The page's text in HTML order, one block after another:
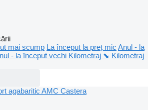
mai scump La început la preț mic Anul - la
- la început vechi Kilometraj ⬊ Kilometraj